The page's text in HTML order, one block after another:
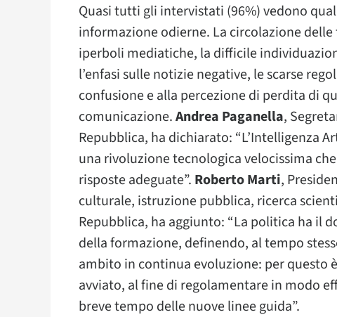
Quasi tutti gli intervistati (96%) vedono
informazione odierne. La circolazione
iperboli mediatiche, la difficile
l’enfasi sulle notizie negative, le scarse
confusione e alla percezione di perdita di
comunicazione.Andrea Paganella,
Repubblica, ha dichiarato: “L’Intelligenza
una rivoluzione tecnologica velocissima
risposte adeguate”. Roberto Marti,
culturale, istruzione pubblica, ricerca
Repubblica, ha aggiunto: “La politica ha il
della formazione, definendo, al tempo
ambito in continua evoluzione: per questo
avviato, al fine di regolamentare in modo
breve tempo delle nuove linee guida”.